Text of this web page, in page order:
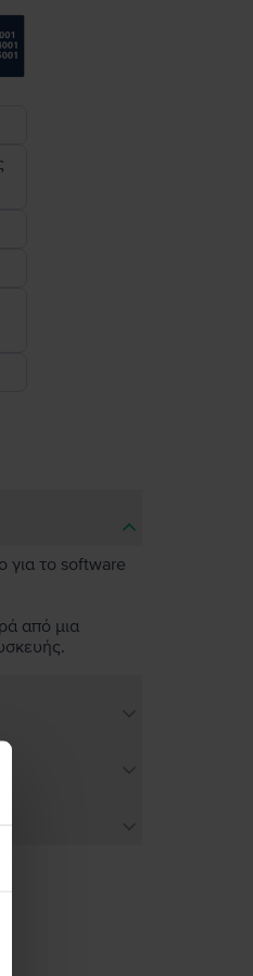
για το software
από μια